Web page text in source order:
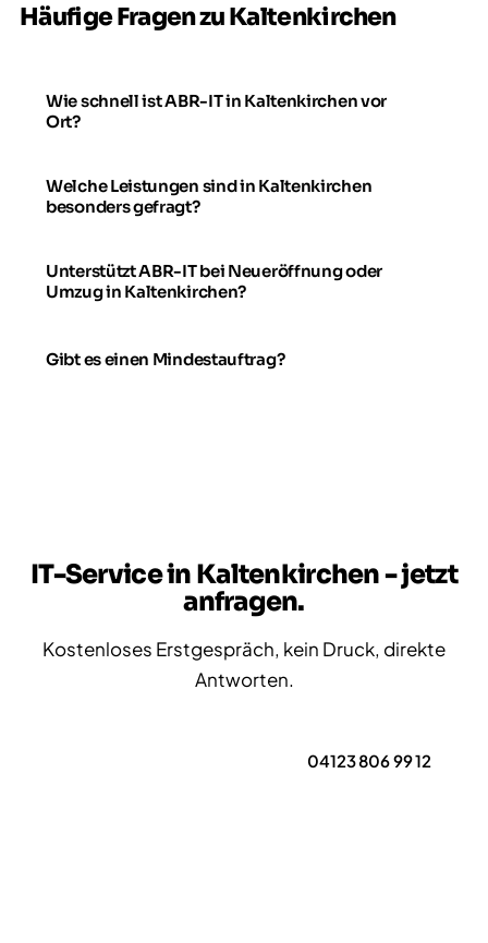
Häufige Fragen zu Kaltenkirchen
Wie schnell ist ABR-IT in Kaltenkirchen vor
Ort?
Welche Leistungen sind in Kaltenkirchen
besonders gefragt?
Unterstützt ABR-IT bei Neueröffnung oder
Umzug in Kaltenkirchen?
Gibt es einen Mindestauftrag?
IT-Service in Kaltenkirchen - jetzt
anfragen.
Kostenloses Erstgespräch, kein Druck, direkte
Antworten.
04123 806 99 12